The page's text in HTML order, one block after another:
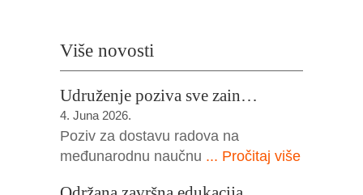
Više novosti
Udruženje poziva sve zain…
4. Juna 2026.
Poziv za dostavu radova na
međunarodnu naučnu ... Pročitaj više